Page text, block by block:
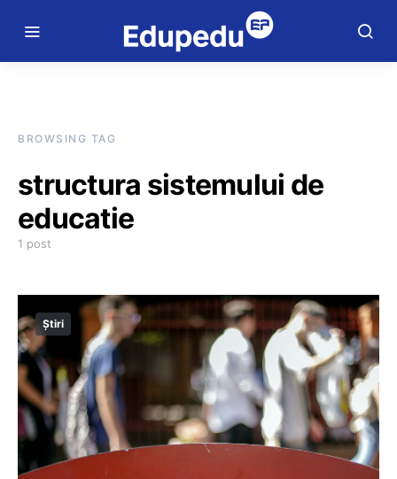
BROWSING TAG
structura sistemului de
educatie
1 post
Știri